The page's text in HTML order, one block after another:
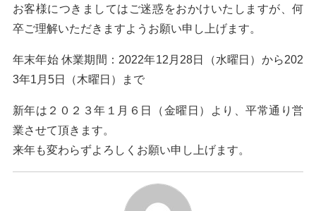
お客様につきましてはご迷惑をおかけいたしますが、何
卒ご理解いただきますようお願い申し上げます。
年末年始 休業期間：2022年12月28日（水曜日）から202
3年1月5日（木曜日）まで
新年は２０２３年１月６日（金曜日）より、平常通り営
業させて頂きます。
来年も変わらずよろしくお願い申し上げます。